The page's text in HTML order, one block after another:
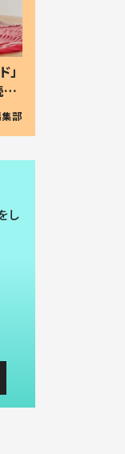
」
集部
し